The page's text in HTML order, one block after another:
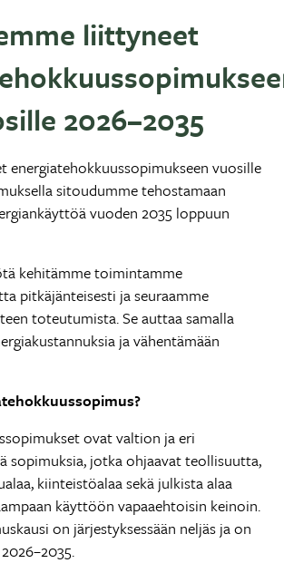
liittyneet
2026–2035
energiatehokkuussopimukseen vuosille
sitoudumme tehostamaan
vuoden 2035 loppuun
kehitämme toimintamme
pitkäjänteisesti ja seuraamme
toteutumista. Se auttaa samalla
ja vähentämään
ovat valtion ja eri
sopimuksia, jotka ohjaavat teollisuutta,
kiinteistöalaa sekä julkista alaa
käyttöön vapaaehtoisin keinoin.
on järjestyksessään neljäs ja on